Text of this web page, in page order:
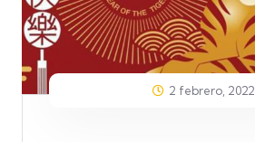
2 febrero, 2022